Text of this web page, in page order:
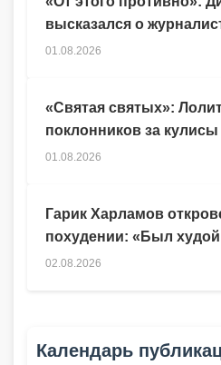
Гарик Харламов
похудении: «Был
02.08.2026
высказался о
01.08.2026
«Святая святых»:
поклонников за кулисы
01.08.2026
Календарь